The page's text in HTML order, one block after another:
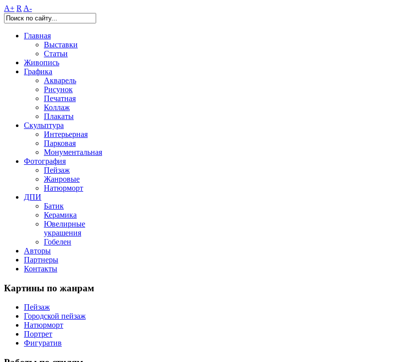
A+ R A-
Главная
Выставки
Статьи
Живопись
Графика
Акварель
Рисунок
Печатная
Коллаж
Плакаты
Скульптура
Интерьерная
Парковая
Монументальная
Фотография
Пейзаж
Жанровые
Натюрморт
ДПИ
Батик
Керамика
Ювелирные
украшения
Гобелен
Авторы
Партнеры
Контакты
Картины по жанрам
Пейзаж
Городской пейзаж
Натюрморт
Портрет
Фигуратив